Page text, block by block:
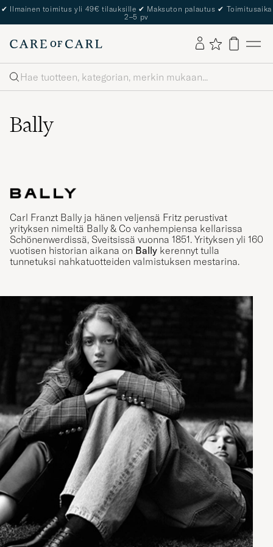
✔ Ilmainen toimitus yli 49€ tilauksille ✔ Maksuton palautus ✔ Toimitusaika
2–5 pv
Haku
Bally
Carl Franzt Bally ja hänen veljensä Fritz perustivat
yrityksen nimeltä Bally & Co vanhempiensa kellarissa
Schönenwerdissä, Sveitsissä vuonna 1851. Yrityksen yli 160
vuotisen historian aikana on Bally kerennyt tulla
tunnetuksi nahkatuotteiden valmistuksen mestarina.